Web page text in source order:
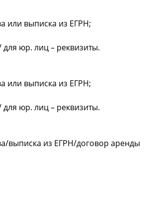
или выписка из ЕГРН;
юр. лиц – реквизиты.
или выписка из ЕГРН;
юр. лиц – реквизиты.
выписка из ЕГРН/договор аренды